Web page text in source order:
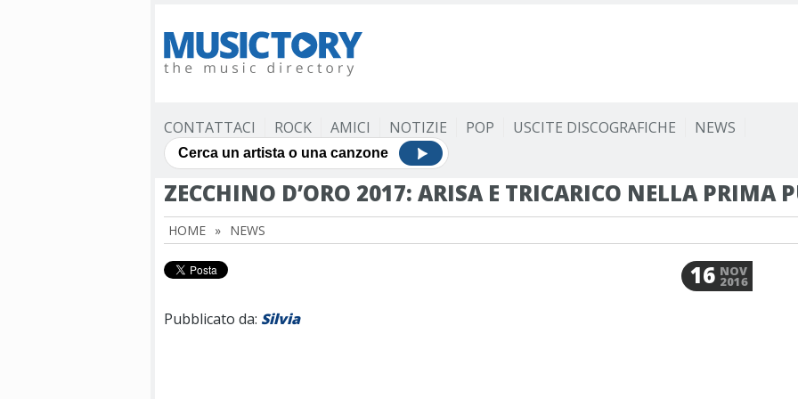
CONTATTACI ROCK AMICI NOTIZIE POP USCITE DISCOGRAFICHE NEWS
ZECCHINO D’ORO 2017: ARISA E TRICARICO NELLA PRIMA
HOME » NEWS
16 NOV
2016
Pubblicato da: Silvia